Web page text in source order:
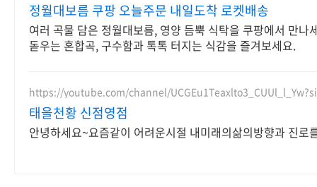
정월대보름 쿠팡 오늘주문 내일도착 로켓배송
여러 곡물 담은 정월대보름, 영양 듬뿍 식탁을 쿠팡에서 만나
돋우는 혼합곡, 구수함과 톡톡 터지는 식감을 즐겨보세요.
https://youtube.com/channel/
태을천황 신점영점
안녕하세요~요즘같이 어려운시절 내미래의삶의방향과 진로